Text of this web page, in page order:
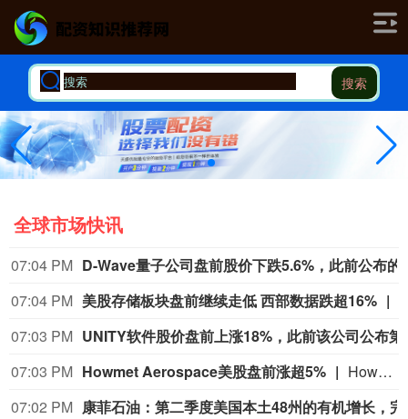
搜索
全球市场快讯
07:02 PM
07:01 PM 宇树科技：确定本次发行价格为150.80元/股
07:00 PM
06:59 PM 西部数据美股盘前跌超16%。
西部数据美股盘前跌超16%。
06:59 PM